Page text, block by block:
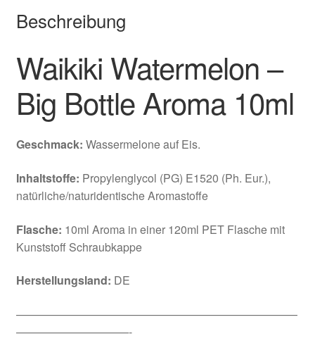
Beschreibung
Waikiki Watermelon –
Big Bottle Aroma 10ml
Geschmack: Wassermelone auf Eis.
Inhaltstoffe: Propylenglycol (PG) E1520 (Ph. Eur.),
natürliche/naturidentische Aromastoffe
Flasche: 10ml Aroma in einer 120ml PET Flasche mit
Kunststoff Schraubkappe
Herstellungsland: DE
—————————————————————————
——————————-